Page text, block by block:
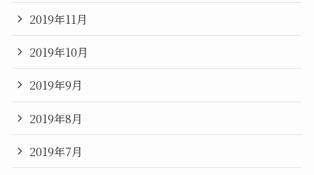
2019年11月
2019年10月
2019年9月
2019年8月
2019年7月